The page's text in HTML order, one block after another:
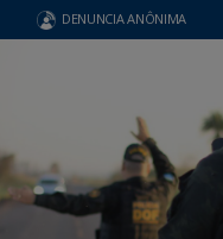
DENUNCIA ANÔNIMA